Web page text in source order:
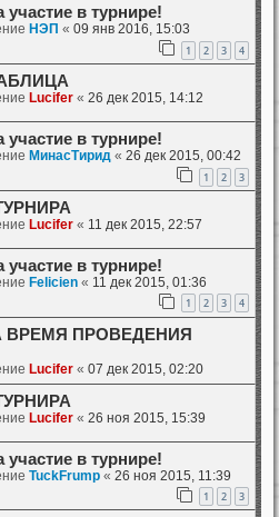
участие в турнире!
НЭП « 09 янв 2016, 15:03
1 2 3 4
Lucifer « 26 дек 2015, 14:12
участие в турнире!
МинасТирид « 26 дек 2015, 00:42
1 2 3
Lucifer « 11 дек 2015, 22:57
участие в турнире!
Felicien « 11 дек 2015, 01:36
1 2 3 4
ВРЕМЯ ПРОВЕДЕНИЯ
Lucifer « 07 дек 2015, 02:20
Lucifer « 26 ноя 2015, 15:39
участие в турнире!
TuckFrump « 26 ноя 2015, 11:39
1 2 3